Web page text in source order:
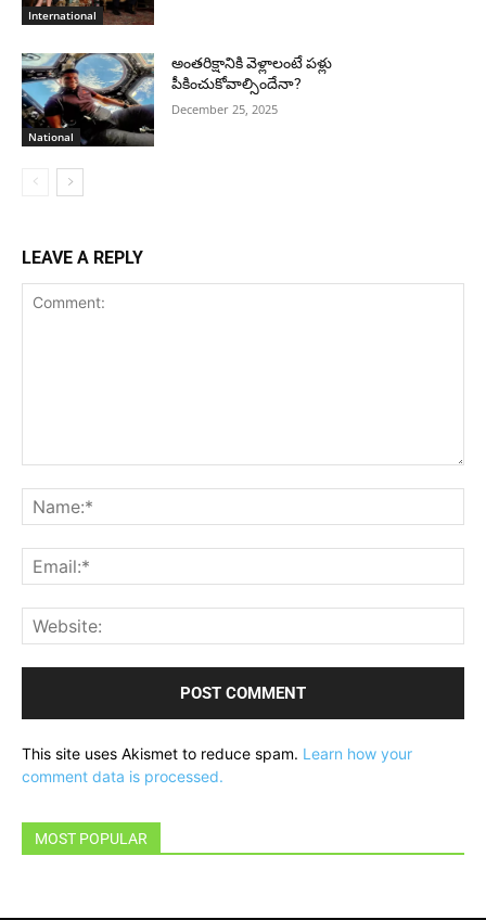
International
National
అంతరిక్షానికి వెళ్లాలంటే పళ్లు
పీకించుకోవాల్సిందేనా?
December 25, 2025
LEAVE A REPLY
This site uses Akismet to reduce spam. Learn how your
comment data is processed.
MOST POPULAR